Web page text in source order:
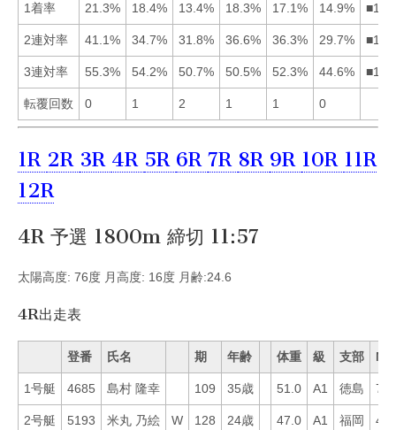
1着率 21.3% 18.4% 13.4% 18.3% 17.1% 14.9%
2連対率 41.1% 34.7% 31.8% 36.6% 36.3% 29.7%
3連対率 55.3% 54.2% 50.7% 50.5% 52.3% 44.6%
転覆回数 0 1 2 1 1 0
1R 2R 3R 4R 5R 6R 7R 8R 9R 10R 11R
12R
4R 予選 1800m 締切 11:57
太陽高度: 76度 月高度: 16度 月齢:24.6
4R出走表
登番 氏名 期 年齢 体重 級 支部 Mo
1号艇 4685 島村 隆幸 109 35歳 51.0 A1 徳島 7
2号艇 5193 米丸 乃絵 W 128 24歳 47.0 A1 福岡 41